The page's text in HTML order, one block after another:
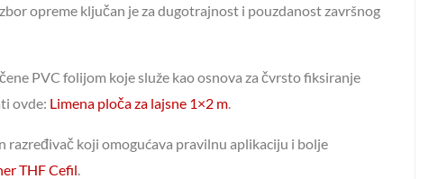
opreme ključan je za dugotrajnost i pouzdanost završnog
PVC folijom koje služe kao osnova za čvrsto fiksiranje
ovde: Limena ploča za lajsne 1×2 m.
koji omogućava pravilnu aplikaciju i bolje
THF Cefil.